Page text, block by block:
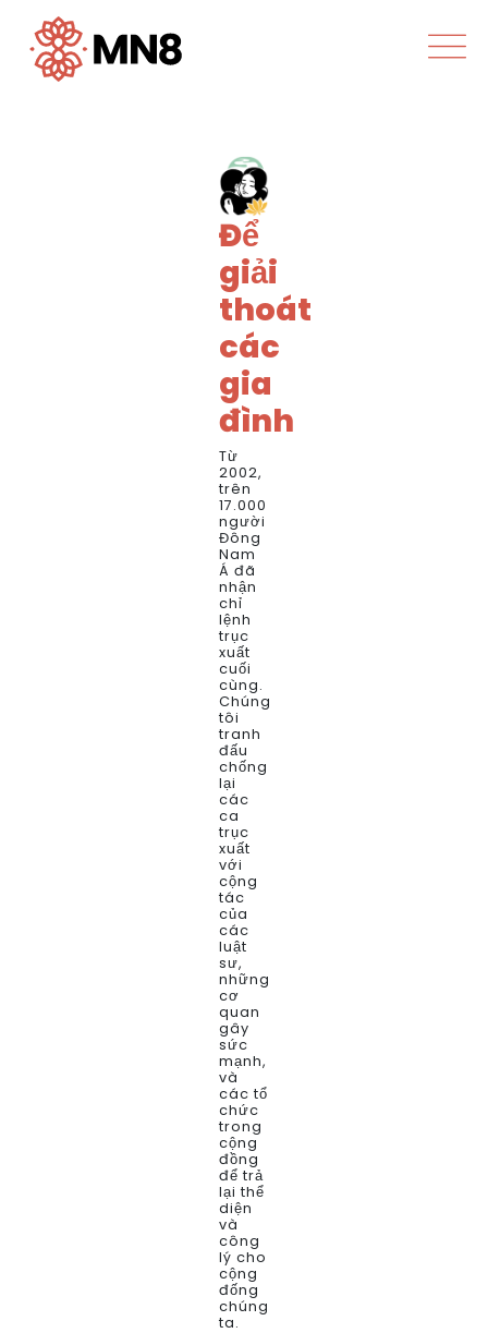
Để
giải
thoát
các
gia
đình
Từ
2002,
trên
17.000
người
Đông
Nam
Á đã
nhận
chỉ
lệnh
trục
xuất
cuối
cùng.
Chúng
tôi
tranh
đấu
chống
lại
các
ca
trục
xuất
với
cộng
tác
của
các
luật
sư,
những
cơ
quan
gây
sức
mạnh,
và
các tổ
chức
trong
cộng
đồng
để trả
lại thể
diện
và
công
lý cho
cộng
đống
chúng
ta.